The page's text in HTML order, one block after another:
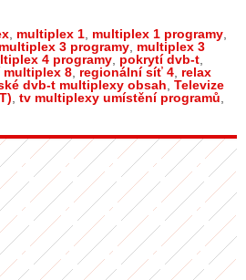
multiplex 1 multiplex 1 programy
multiplex 3 programy multiplex 3
4 programy pokrytí dvb-t
multiplex 8 regionální síť 4 relax
dvb-t multiplexy obsah Televize
tv multiplexy umístění programů